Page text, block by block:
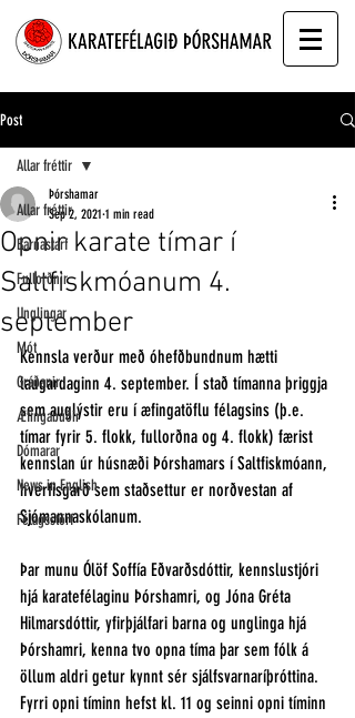
Post
Allar fréttir
Barnastarf
Fullorðnir
Unglingar
Mót
Gráðanir
Æfingabúðir
Dómarar
News in English
Félagsstörf
Allar fréttir
Opnir karate tímar í
Saltfiskmóanum 4.
september
Þórshamar
Sep 2, 2021 1 min read
Kennsla verður með óhefðbundnum hætti
laugardaginn 4. september. Í stað tímanna þriggja
sem auglýstir eru í æfingatöflu félagsins (þ.e.
tímar fyrir 5. flokk, fullorðna og 4. flokk) færist
kennslan úr húsnæði Þórshamars í Saltfiskmóann,
hverfisgarð sem staðsettur er norðvestan af
Sjómannaskólanum.
Þar munu Ólöf Soffía Eðvarðsdóttir, kennslustjóri
hjá karatefélaginu Þórshamri, og Jóna Gréta
Hilmarsdóttir, yfirþjálfari barna og unglinga hjá
Þórshamri, kenna tvo opna tíma þar sem fólk á
öllum aldri getur kynnt sér sjálfsvarnaríþróttina.
Fyrri opni tíminn hefst kl. 11 og seinni opni tíminn